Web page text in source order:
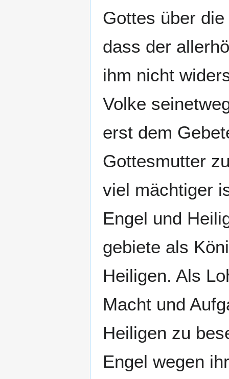
Gottes über
dass der
ihm nicht
Volke
erst dem
Gottesmutter
viel mächtiger
Engel und
gebiete als
Heiligen. Als
Macht und
Heiligen zu
Engel wegen